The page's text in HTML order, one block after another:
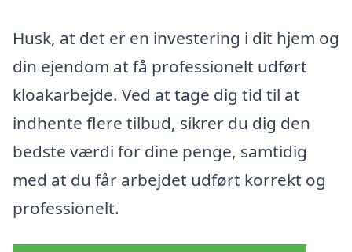
Husk, at det er en investering i dit hjem og
din ejendom at få professionelt udført
kloakarbejde. Ved at tage dig tid til at
indhente flere tilbud, sikrer du dig den
bedste værdi for dine penge, samtidig
med at du får arbejdet udført korrekt og
professionelt.